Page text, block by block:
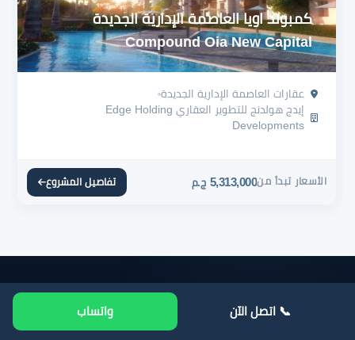
كمبوند اويا العاصمة الإدارية الجديدة
Compound Oia New Capital
عقارات العاصمة الإدارية الجديدة
إيدج هولدنج للتطوير العقاري Edge Holding
Developments
الأسعار تبدأ من5,313,000 ج.م تفاصيل المشروع
📞 اتصل الآن واتساب